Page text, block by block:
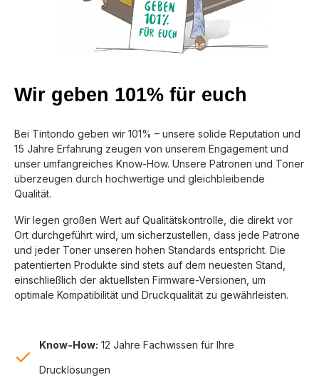
Wir geben 101% für euch
Bei Tintondo geben wir 101% – unsere solide Reputation und
15 Jahre Erfahrung zeugen von unserem Engagement und
unser umfangreiches Know-How. Unsere Patronen und Toner
überzeugen durch hochwertige und gleichbleibende
Qualität.
Wir legen großen Wert auf Qualitätskontrolle, die direkt vor
Ort durchgeführt wird, um sicherzustellen, dass jede Patrone
und jeder Toner unseren hohen Standards entspricht. Die
patentierten Produkte sind stets auf dem neuesten Stand,
einschließlich der aktuellsten Firmware-Versionen, um
optimale Kompatibilität und Druckqualität zu gewährleisten.
Know-How: 12 Jahre Fachwissen für Ihre
Drucklösungen